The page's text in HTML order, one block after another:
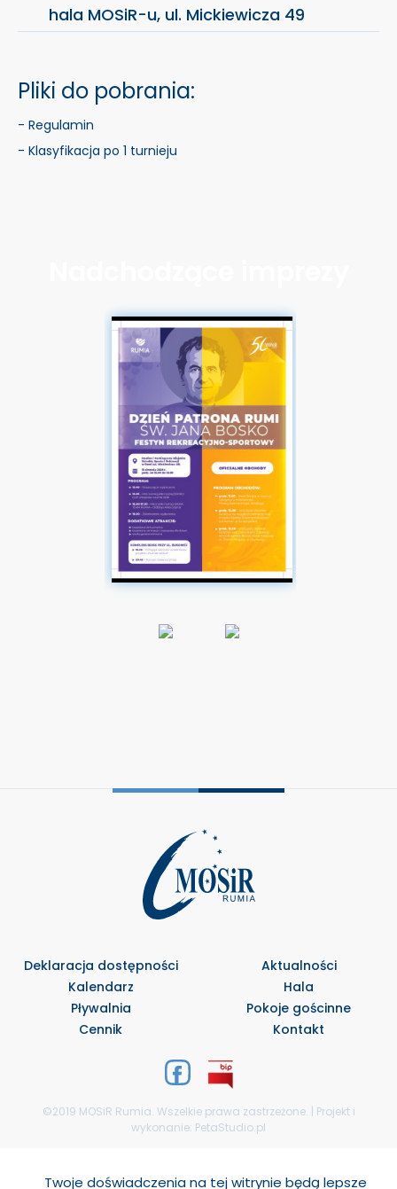
hala MOSiR-u, ul. Mickiewicza 49
Pliki do pobrania:
- Regulamin
- Klasyfikacja po 1 turnieju
Twoje doświadczenia na tej witrynie będą lepsze
Deklaracja dostępności
Aktualności
Kalendarz
Hala
Pływalnia
Pokoje gościnne
Cennik
Kontakt
©2019 MOSiR Rumia. Wszelkie prawa zastrzeżone. | Projekt i
wykonanie: PetaStudio.pl